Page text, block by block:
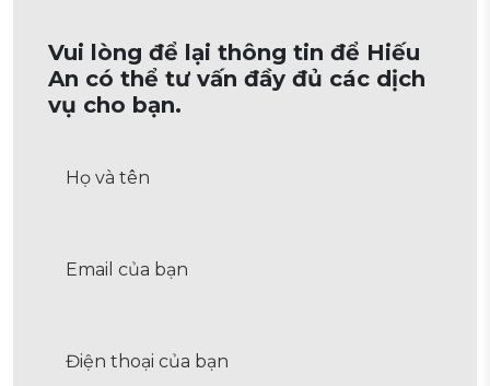
Vui lòng để lại thông tin để Hiếu
An có thể tư vấn đầy đủ các dịch
vụ cho bạn.